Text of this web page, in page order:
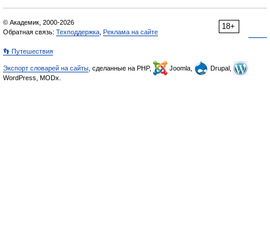
18+
© Академик, 2000-2026
Обратная связь: Техподдержка Реклама на сайте
👣 Путешествия
Экспорт словарей на сайты , сделанные на PHP, Joomla,
Drupal,
WordPress, MODx.